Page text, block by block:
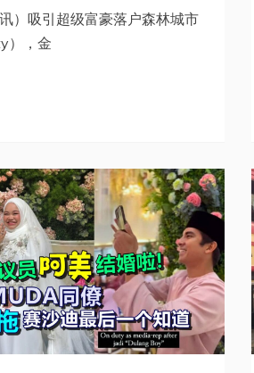
）吸引超级富豪落户森林城市
），金